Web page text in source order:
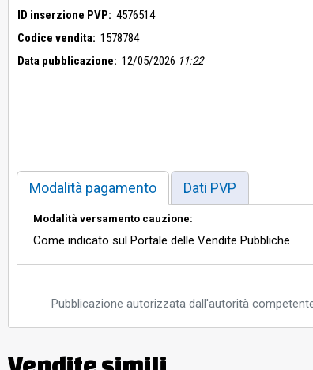
ID inserzione PVP: 4576514
Codice vendita: 1578784
Data pubblicazione: 12/05/2026 11:22
Modalità pagamento Dati PVP
Modalità versamento cauzione:
Come indicato sul Portale delle Vendite Pubbliche
Pubblicazione autorizzata dall'autorità